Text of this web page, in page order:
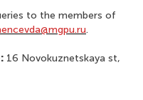
to the members of
.
: 16 Novokuznetskaya st,